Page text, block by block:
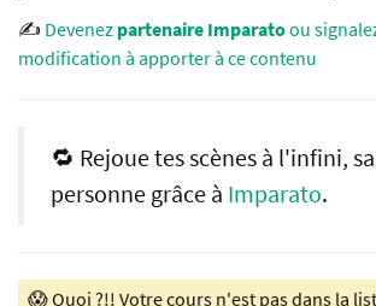
✍️ Devenez partenaire Imparatoou
modification à apporter à ce contenu
🔁 Rejoue tes scènes à l'infini,
personne grâce à Imparato.
😱 Quoi ?!! Votre cours n'est pas dans la